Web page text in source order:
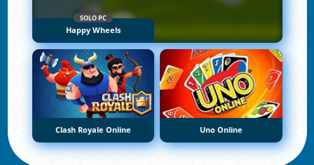
SOLO PC
Happy Wheels
Clash Royale Online Uno Online